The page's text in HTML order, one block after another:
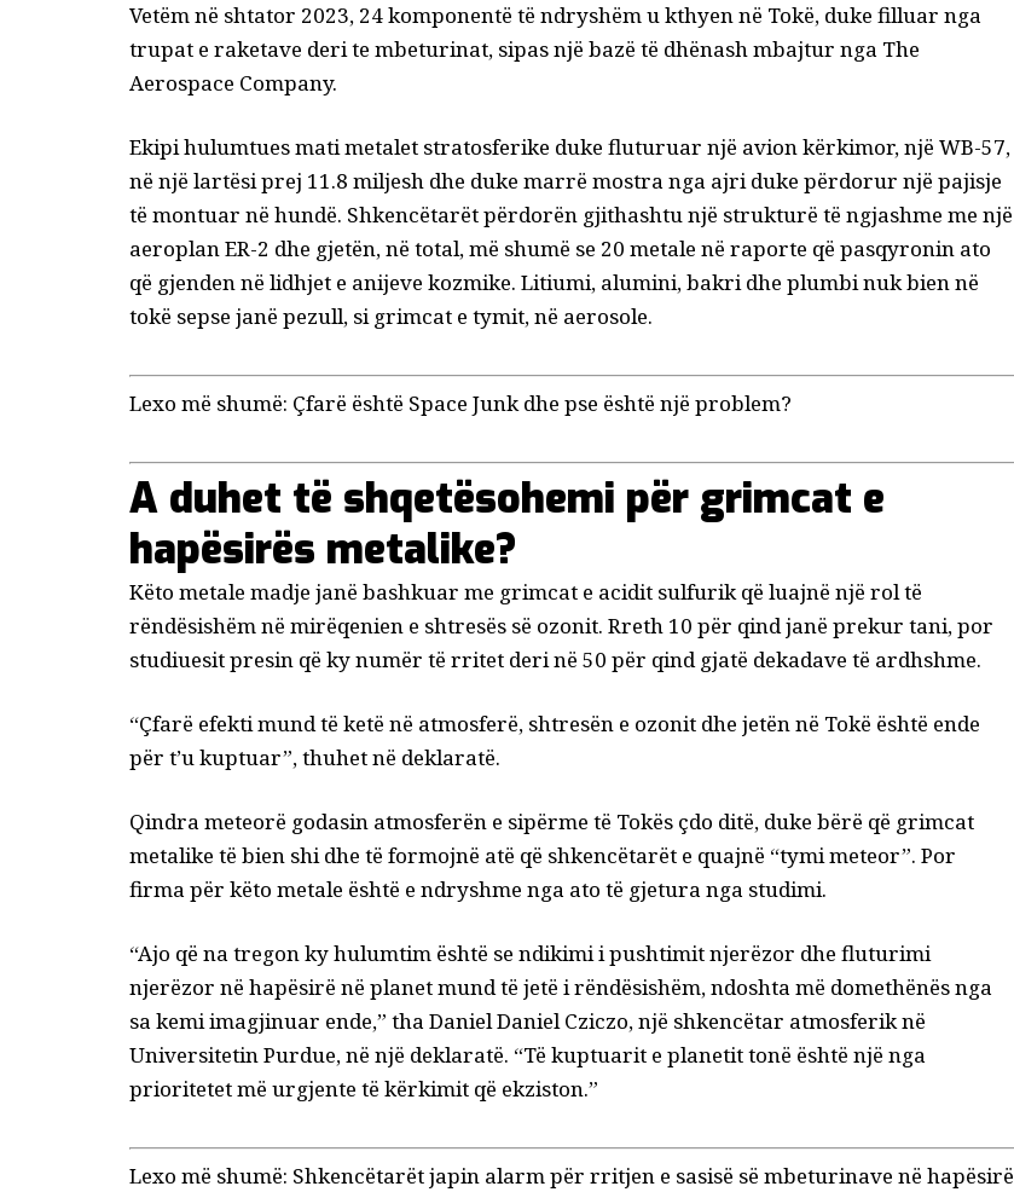
Vetëm në shtator 2023, 24 komponentë të ndryshëm u kthyen në Tokë, duke filluar nga
trupat e raketave deri te mbeturinat, sipasnjë bazë të dhënashmbajtur nga The
Aerospace Company.
Ekipi hulumtues mati metalet stratosferike duke fluturuar një avion kërkimor, një WB-57,
në një lartësi prej 11.8 miljesh dhe duke marrë mostra nga ajri duke përdorur një pajisje
të montuar në hundë. Shkencëtarët përdorën gjithashtu një strukturë të ngjashme me një
aeroplan ER-2 dhe gjetën, në total, më shumë se 20 metale në raporte që pasqyronin ato
që gjenden në lidhjet e anijeve kozmike. Litiumi, alumini, bakri dhe plumbi nuk bien në
tokë sepse janë pezull, si grimcat e tymit, në aerosole.
Lexo më shumë: Çfarë është Space Junk dhe pse është një problem?
A duhet të shqetësohemi për grimcat e
hapësirës metalike?
Këto metale madje janë bashkuar me grimcat e acidit sulfurik që luajnë një rol të
rëndësishëm në mirëqenien e shtresës së ozonit. Rreth 10 për qind janë prekur tani, por
studiuesit presin që ky numër të rritet deri në 50 për qind gjatë dekadave të ardhshme.
“Çfarë efekti mund të ketë në atmosferë, shtresën e ozonit dhe jetën në Tokë është ende
për t’u kuptuar”, thuhet në deklaratë.
Qindra meteorë godasin atmosferën e sipërme të Tokës çdo ditë, duke bërë që grimcat
metalike të bien shi dhe të formojnë atë që shkencëtarët e quajnë “tymi meteor”. Por
firma për këto metale është e ndryshme nga ato të gjetura nga studimi.
“Ajo që na tregon ky hulumtim është se ndikimi i pushtimit njerëzor dhe fluturimi
njerëzor në hapësirë ​​në planet mund të jetë i rëndësishëm, ndoshta më domethënës nga
sa kemi imagjinuar ende,” tha Daniel Daniel Cziczo, një shkencëtar atmosferik në
Universitetin Purdue, në një deklaratë. “Të kuptuarit e planetit tonë është një nga
prioritetet më urgjente të kërkimit që ekziston.”
Lexo më shumë: Shkencëtarët japin alarm për rritjen e sasisë së mbeturinave në hapësirë